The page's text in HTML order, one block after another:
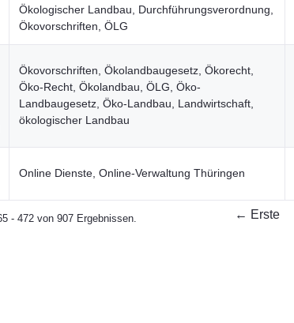
Ökologischer Landbau, Durchführungsverordnung,
Ökovorschriften, ÖLG
Ökovorschriften, Ökolandbaugesetz, Ökorecht,
Öko-Recht, Ökolandbau, ÖLG, Öko-
Landbaugesetz, Öko-Landbau, Landwirtschaft,
ökologischer Landbau
Online Dienste, Online-Verwaltung Thüringen
- 472 von 907 Ergebnissen. ← Erste